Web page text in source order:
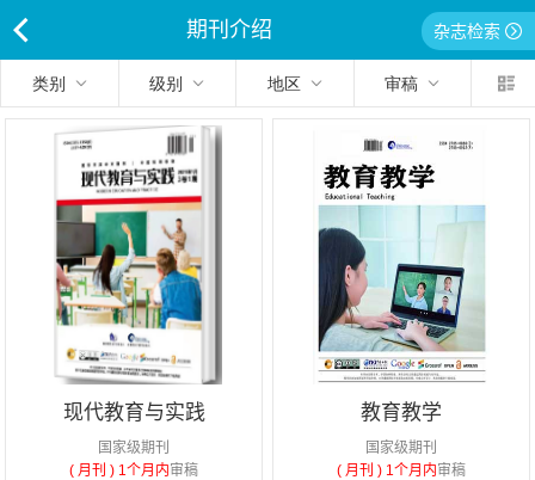
期刊介绍 杂志检索
类别 级别 地区 审稿
现代教育与实践
国家级期刊
( 月刊 ) 1个月内审稿
教育教学
国家级期刊
( 月刊 ) 1个月内审稿